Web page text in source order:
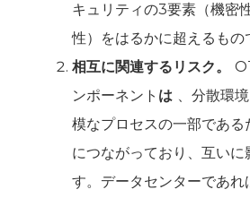
キュリティの3要素（機密
性）をはるかに超えるもの
相互に関連するリスク。
ンポーネント は 、分散環
模なプロセスの一部である
につながっており、互いに
す。データセンターであれ